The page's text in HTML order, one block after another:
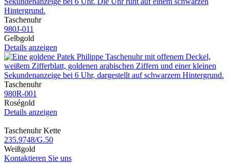
Taschenuhr
980J​-011
Gelbgold
Details anzeigen
Taschenuhr
980R​-001
Roségold
Details anzeigen
Taschenuhr Kette
235.9748​/G.50
Weißgold
Kontaktieren Sie uns